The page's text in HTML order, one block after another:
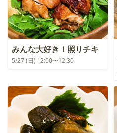
みんな大好き！照りチキ
5/27 (日) 12:00〜12:30